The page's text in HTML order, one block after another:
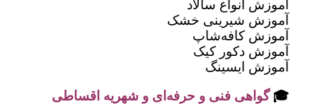
آموزش انواع سالاد
آموزش شیرینی خشک
آموزش کافه‌شاپ
آموزش دکور کیک
آموزش ایسینگ
گواهی فنی و حرفه‌ای و شهریه اقساطی